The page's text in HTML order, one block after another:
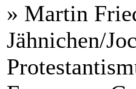
» Martin
Jähnichen/